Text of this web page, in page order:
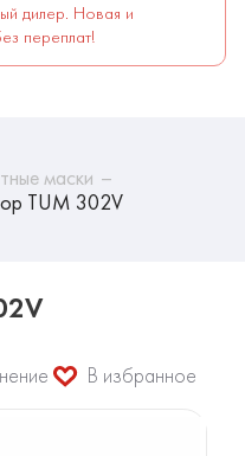
дилер. Новая и
переплат!
маски
TUM 302V
В избранное